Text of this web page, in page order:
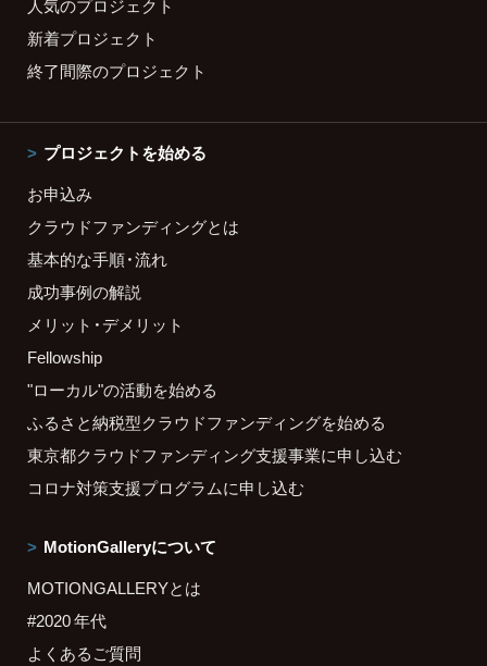
人気のプロジェクト
新着プロジェクト
終了間際のプロジェクト
プロジェクトを始める
お申込み
クラウドファンディングとは
基本的な手順・流れ
成功事例の解説
メリット・デメリット
Fellowship
"ローカル"の活動を始める
ふるさと納税型クラウドファンディングを始める
東京都クラウドファンディング支援事業に申し込む
コロナ対策支援プログラムに申し込む
MotionGalleryについて
MOTIONGALLERYとは
#2020 年代
よくあるご質問